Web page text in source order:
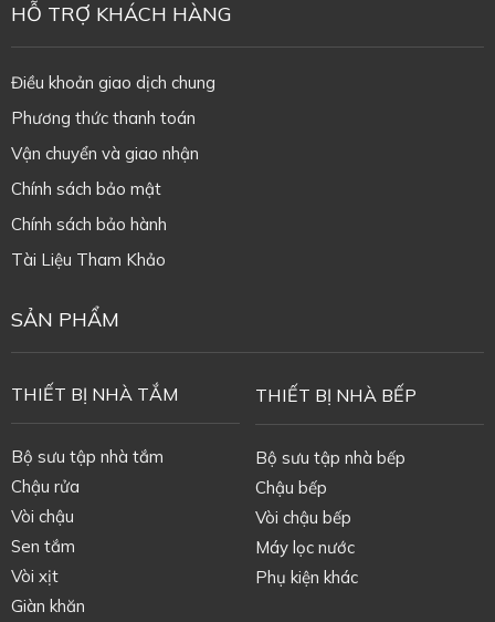
HỖ TRỢ KHÁCH HÀNG
Điều khoản giao dịch chung
Phương thức thanh toán
Vận chuyển và giao nhận
Chính sách bảo mật
Chính sách bảo hành
Tài Liệu Tham Khảo
SẢN PHẨM
THIẾT BỊ NHÀ TẮM
Bộ sưu tập nhà tắm
Chậu rửa
Vòi chậu
Sen tắm
Vòi xịt
Giàn khăn
THIẾT BỊ NHÀ BẾP
Bộ sưu tập nhà bếp
Chậu bếp
Vòi chậu bếp
Máy lọc nước
Phụ kiện khác